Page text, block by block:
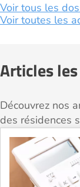
Voir tous les
Voir toutes les
Articles
Découvrez nos
des résidences